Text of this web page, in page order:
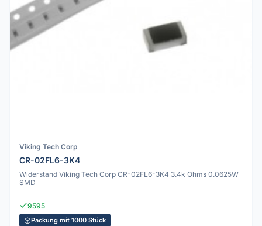
Viking Tech Corp
CR-02FL6-3K4
Widerstand Viking Tech Corp CR-02FL6-3K4 3.4k Ohms 0.0625W
SMD
9595
Packung mit 1000 Stück